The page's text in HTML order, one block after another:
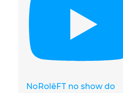
NoRolêFT no show do